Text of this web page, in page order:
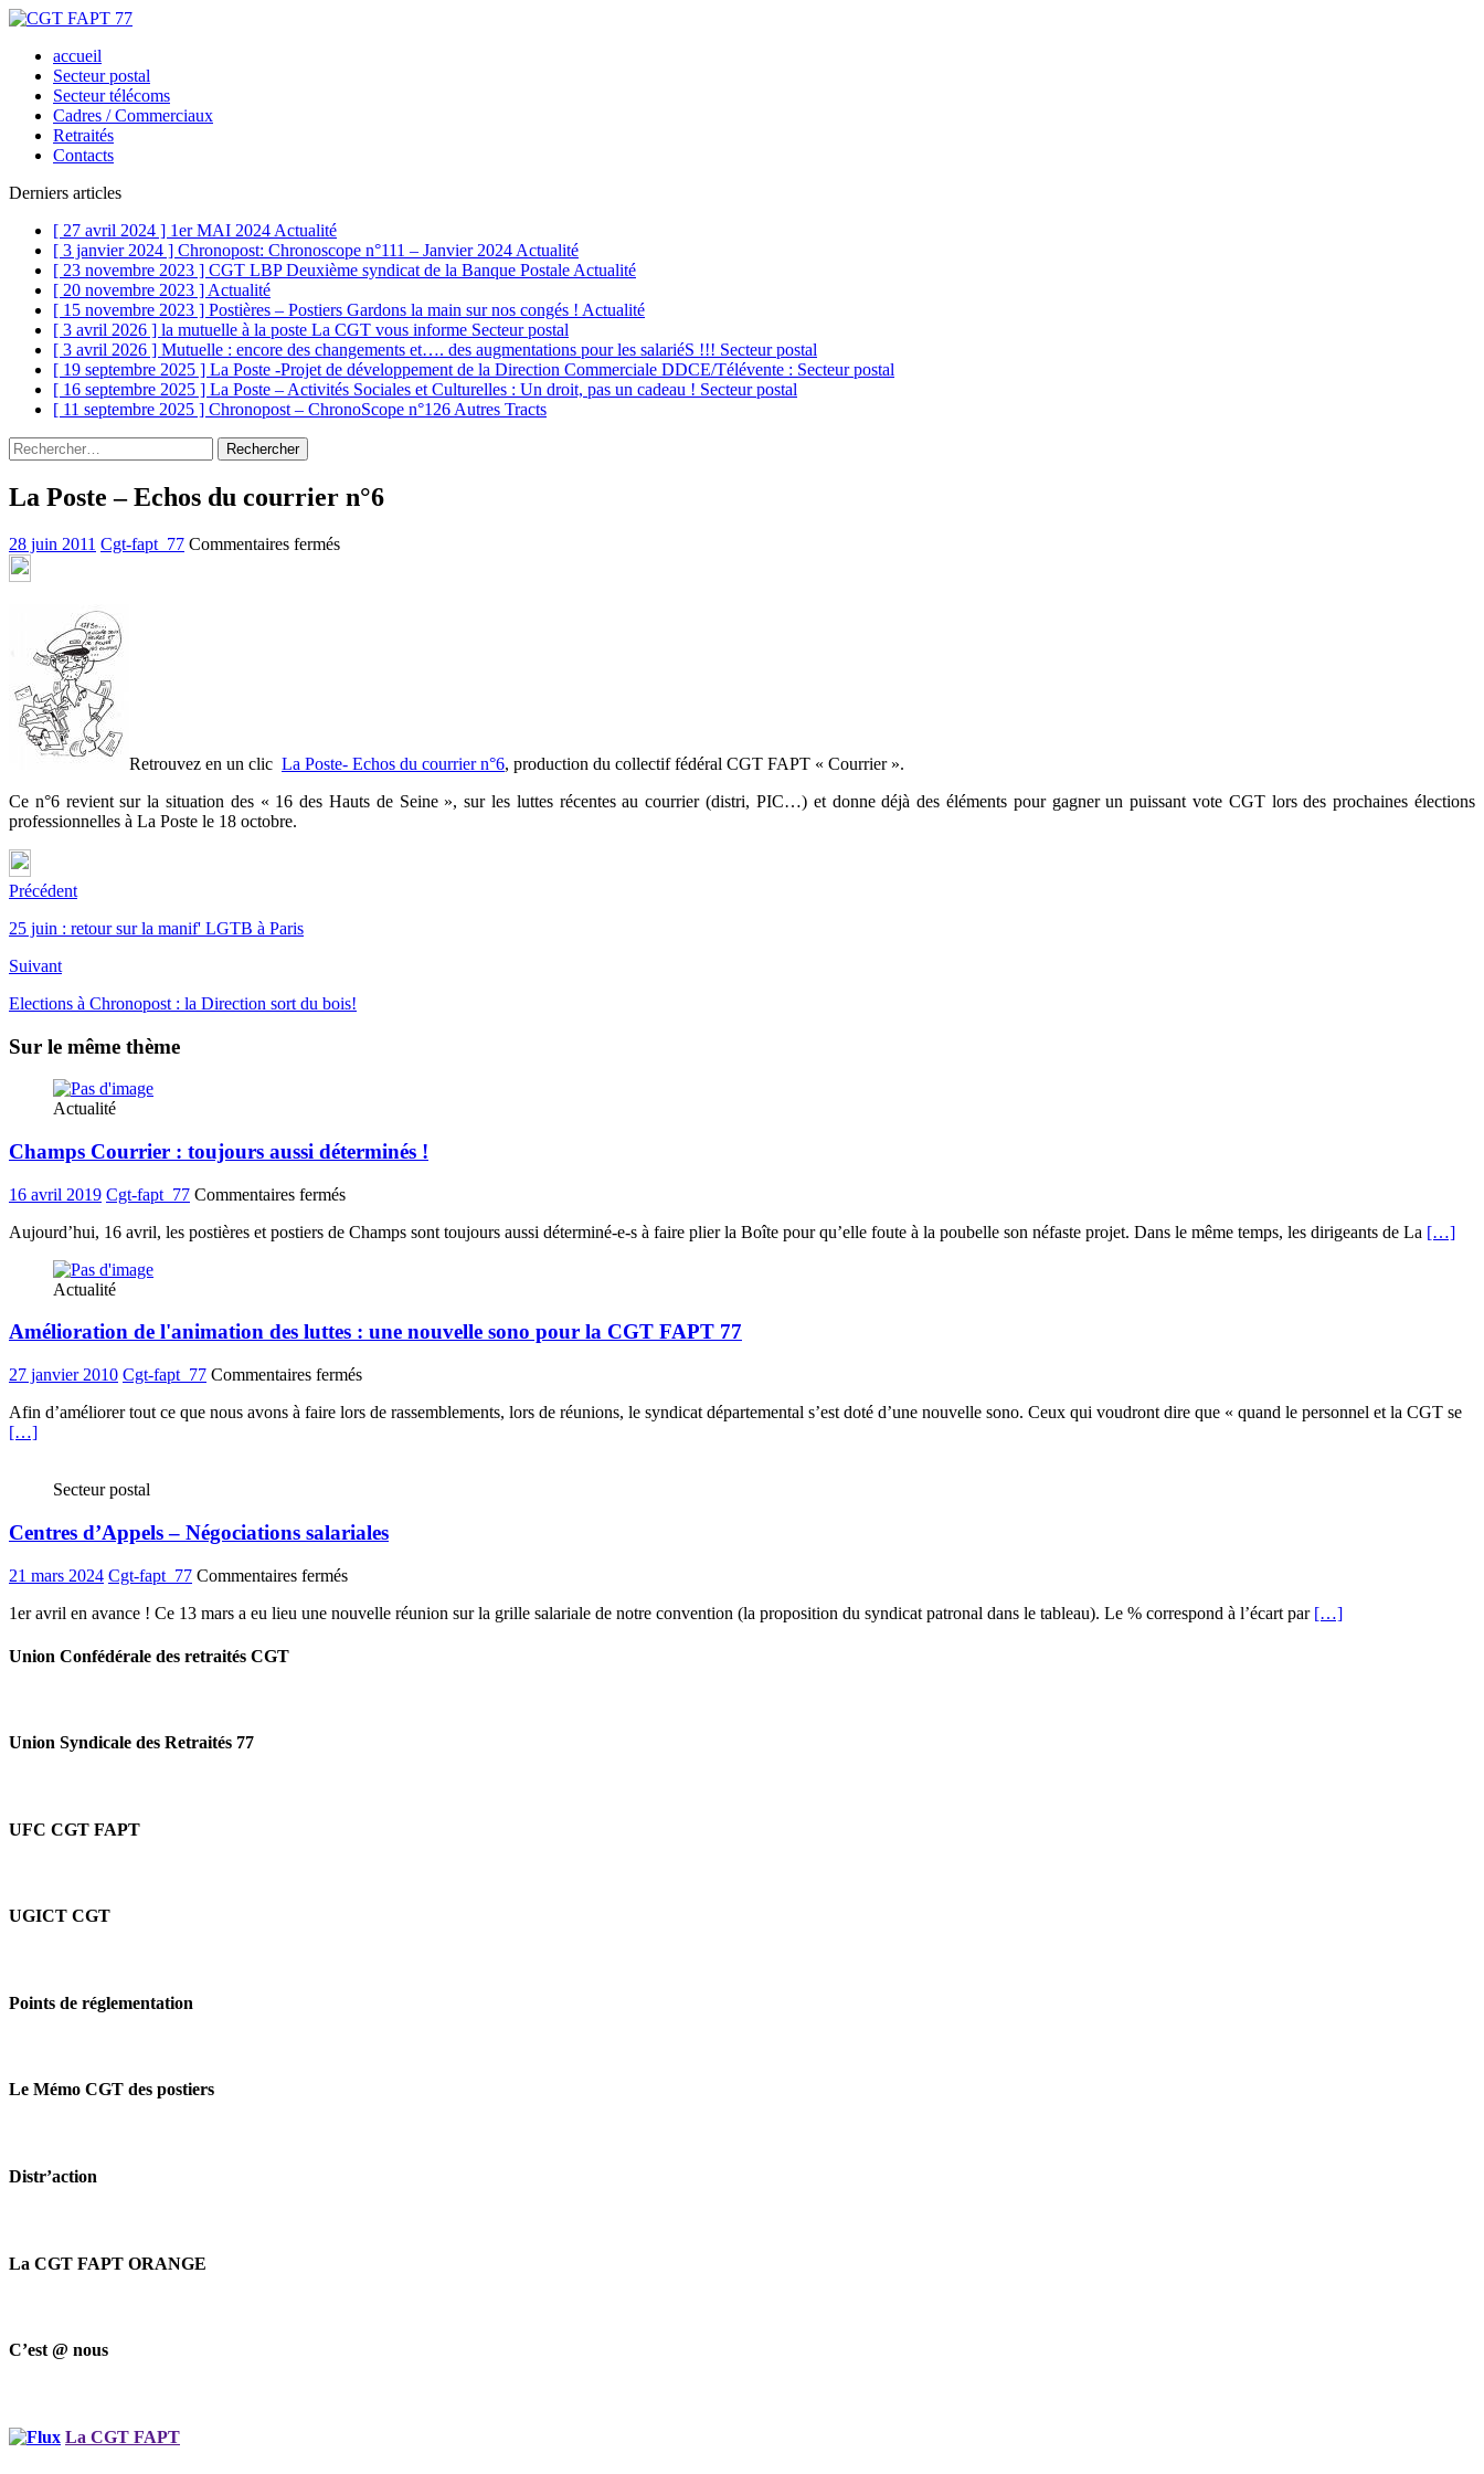
accueil
Secteur postal
Secteur télécoms
Cadres / Commerciaux
Retraités
Contacts
Derniers articles
[ 27 avril 2024 ] 1er MAI 2024 Actualité
[ 3 janvier 2024 ] Chronopost: Chronoscope n°111 – Janvier 2024 Actualité
[ 23 novembre 2023 ] CGT LBP Deuxième syndicat de la Banque Postale Actualité
[ 20 novembre 2023 ] Actualité
[ 15 novembre 2023 ] Postières – Postiers Gardons la main sur nos congés ! Actualité
[ 3 avril 2026 ] la mutuelle à la poste La CGT vous informe Secteur postal
[ 3 avril 2026 ] Mutuelle : encore des changements et…. des augmentations pour les salariéS !!! Secteur postal
[ 19 septembre 2025 ] La Poste -Projet de développement de la Direction Commerciale DDCE/Télévente : Secteur postal
[ 16 septembre 2025 ] La Poste – Activités Sociales et Culturelles : Un droit, pas un cadeau ! Secteur postal
[ 11 septembre 2025 ] Chronopost – ChronoScope n°126 Autres Tracts
Rechercher :
La Poste – Echos du courrier n°6
28 juin 2011 Cgt-fapt_77 Commentaires ferméssur
Retrouvez en un clic La Poste- Echos du courrier n°6, production du collectif fédéral CGT FAPT « Courrier ».
Ce n°6 revient sur la situation des « 16 des Hauts de Seine », sur les luttes récentes au courrier (distri, PIC…) et donne déjà des éléments pour gagner un puissant vote CGT lors des prochaines élections
professionnelles à La Poste le 18 octobre.
Précédent
25 juin : retour sur la manif' LGTB à Paris
Suivant
Elections à Chronopost : la Direction sort du bois!
Sur le même thème
Actualité
Champs Courrier : toujours aussi déterminés !
16 avril 2019 Cgt-fapt_77 Commentaires ferméssur
Courrier
!
Aujourd’hui, 16 avril, les postières et postiers de Champs sont toujours aussi déterminé-e-s à faire plier la Boîte pour qu’elle foute à la poubelle son néfaste projet. Dans le même temps, les dirigeants de La […]
Actualité
Amélioration de l'animation des luttes : une nouvelle sono pour la CGT FAPT 77
27 janvier 2010 Cgt-fapt_77 Commentaires ferméssur
de
nouvelle
CGT
Afin d’améliorer tout ce que nous avons à faire lors de rassemblements, lors de réunions, le syndicat départemental s’est doté d’une nouvelle sono. Ceux qui voudront dire que « quand le personnel et la CGT se
[…]
Secteur postal
Centres d’Appels – Négociations salariales
21 mars 2024 Cgt-fapt_77 Commentaires ferméssur
d’Appels
1er avril en avance ! Ce 13 mars a eu lieu une nouvelle réunion sur la grille salariale de notre convention (la proposition du syndicat patronal dans le tableau). Le % correspond à l’écart par […]
Union Confédérale des retraités CGT
Union Syndicale des Retraités 77
UFC CGT FAPT
UGICT CGT
Points de réglementation
Le Mémo CGT des postiers
Distr’action
La CGT FAPT ORANGE
C’est @ nous
La CGT FAPT